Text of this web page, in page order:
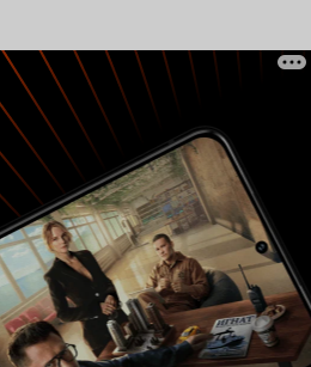
такой роли.
Кому я
очередь - людям с
которые умеют
чувство юмора. А
затягивает,
повествован,
озвучка делает 50
голосу Гудкова,
блюдо будет по
первый
не